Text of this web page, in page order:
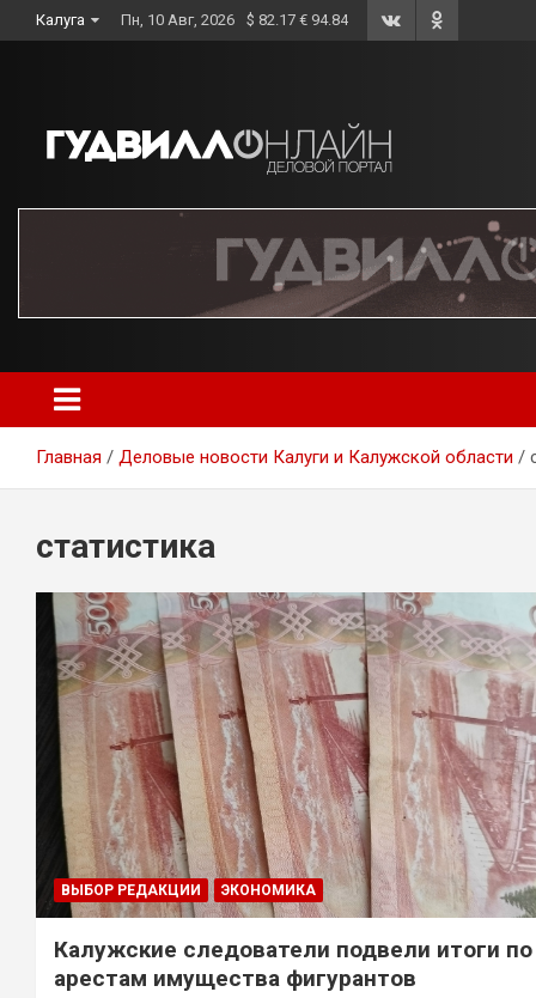
to
Калуга Пн, 10 Авг, 2026 $ 82.17 € 94.84
Главная Деловые новости Калуги и Калужской области
статистика
ВЫБОР РЕДАКЦИИ ЭКОНОМИКА
Калужские следователи подвели итоги по
арестам имущества фигурантов